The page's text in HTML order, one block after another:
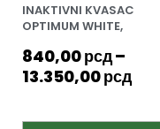
INAKTIVNI KVASAC
OPTIMUM WHITE,
840,00рсд–
13.350,00рсд